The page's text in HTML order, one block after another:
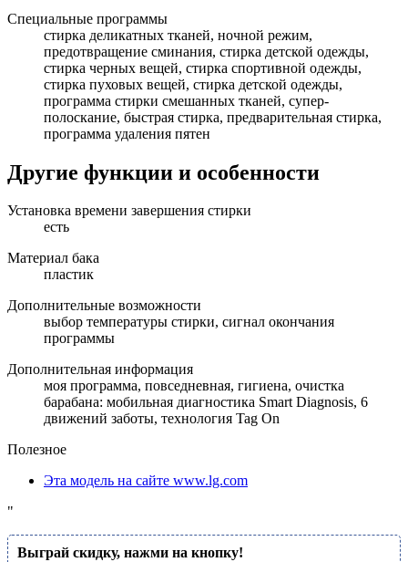
Специальные программы
стирка деликатных тканей, ночной режим,
предотвращение сминания, стирка детской одежды,
стирка черных вещей, стирка спортивной одежды,
стирка пуховых вещей, стирка детской одежды,
программа стирки смешанных тканей, супер-
полоскание, быстрая стирка, предварительная стирка,
программа удаления пятен
Другие функции и особенности
Установка времени завершения стирки
есть
Материал бака
пластик
Дополнительные возможности
выбор температуры стирки, сигнал окончания
программы
Дополнительная информация
моя программа, повседневная, гигиена, очистка
барабана: мобильная диагностика Smart Diagnosis, 6
движений заботы, технология Tag On
Полезное
Эта модель на сайте www.lg.com
"
Выграй скидку, нажми на кнопку!